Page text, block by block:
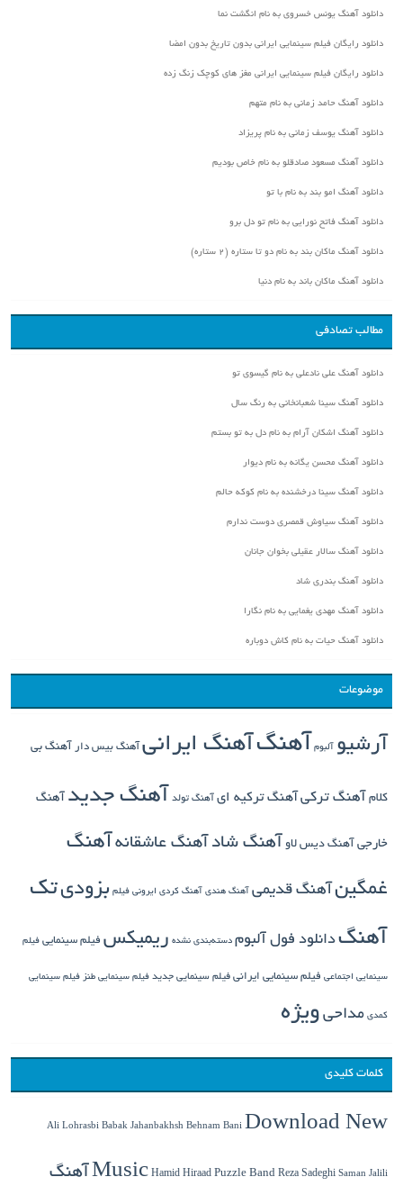
دانلود آهنگ یونس خسروی به نام انگشت نما
دانلود رایگان فیلم سینمایی ایرانی بدون تاریخ بدون امضا
دانلود رایگان فیلم سینمایی ایرانی مغز های کوچک زنگ زده
دانلود آهنگ حامد زمانی به نام متهم
دانلود آهنگ یوسف زمانی به نام پریزاد
دانلود آهنگ مسعود صادقلو به نام خاص بودیم
دانلود آهنگ امو بند به نام با تو
دانلود آهنگ فاتح نورایی به نام تو دل برو
دانلود آهنگ ماکان بند به نام دو تا ستاره (۲ ستاره)
دانلود آهنگ ماکان باند به نام دنیا
مطالب تصادفی
دانلود آهنگ علی نادعلی به نام گیسوی تو
دانلود آهنگ سینا شعبانخانی به رنگ سال
دانلود آهنگ اشکان آرام به نام دل به تو بستم
دانلود آهنگ محسن یگانه به نام دیوار
دانلود آهنگ سینا درخشنده به نام کوکه حالم
دانلود آهنگ سیاوش قمصری دوست ندارم
دانلود آهنگ سالار عقیلی بخوان جانان
دانلود آهنگ بندری شاد
دانلود آهنگ مهدی یغمایی به نام نگارا
دانلود آهنگ حیات به نام کاش دوباره
موضوعات
آرشیو آلبوم آهنگ آهنگ ایرانی آهنگ بیس دار آهنگ بی
کلام آهنگ ترکی آهنگ ترکیه ای آهنگ تولد آهنگ جدید آهنگ
خارجی آهنگ دیس لاو آهنگ شاد آهنگ عاشقانه آهنگ
غمگین آهنگ قدیمی آهنگ هندی آهنگ کردی ایرونی فیلم بزودیتک
آهنگدانلود فول آلبوم دسته‌بندی نشده ریمیکس فیلم سینمایی فیلم
سینمایی اجتماعی فیلم سینمایی ایرانی فیلم سینمایی جدید فیلم سینمایی طنز فیلم سینمایی
کمدی مداحی ویژه
کلمات کلیدی
Ali Lohrasbi Babak Jahanbakhsh Behnam Bani Download New
Music Hamid Hiraad Puzzle Band Reza Sadeghi Saman Jalili آهنگ